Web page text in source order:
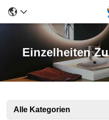
Einzelheiten
Alle Kategorien